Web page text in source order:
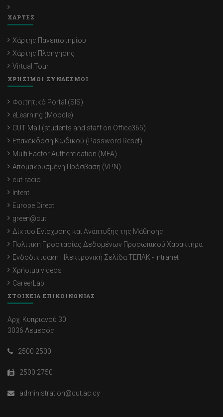
ΧΑΡΤΕΣ
Χάρτης Πανεπιστημίου
Χάρτης Πλοήγησης
Virtual Tour
ΧΡΗΣΙΜΟΙ ΣΥΝΔΕΣΜΟΙ
Φοιτητικό Portal (SIS)
eLearning (Moodle)
CUT Mail (students and staff on Office365)
Επανέκδοση Κωδικού (Password Reset)
Multi Factor Authentication (MFA)
Απομακρυσμένη Πρόσβαση (VPN)
cut-radio
Intent
Europe Direct
green@cut
Δίκτυο Ενίσχυσης και Ανάπτυξης της Μάθησης
Πολιτική Προστασίας Δεδομένων Προσωπικού Χαρακτήρα
Ενδοδικτυακή Ηλεκτρονική Σελίδα ΤΕΠΑΚ - Intranet
Χρήσιμα videos
CareerLab
ΣΤΟΙΧΕΙΑ ΕΠΙΚΟΙΝΩΝΙΑΣ
Αρχ. Κυπριανού 30
3036 Λεμεσός
2500 2500
2500 2750
administration@cut.ac.cy